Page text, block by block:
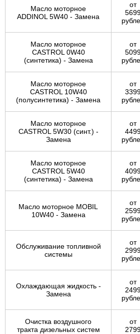
Масло моторное
ADDINOL 5W40 - Замена
от
Масло моторное
CASTROL 0W40
(синтетика) - Замена
от
Масло моторное
CASTROL 10W40
(полусинтетика) - Замена
от
Масло моторное
CASTROL 5W30 (синт.) -
Замена
от
Масло моторное
CASTROL 5W40
(синтетика) - Замена
от
Масло моторное MOBIL
10W40 - Замена
от
Обслуживание топливной
системы
от
Охлаждающая жидкость -
Замена
от
Очистка воздушного
тракта дизельных систем
от